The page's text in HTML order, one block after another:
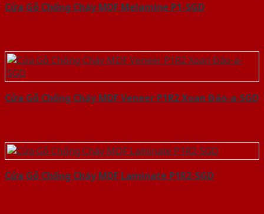
Cửa Gỗ Chống Cháy MDF Melamine P1-SGD
Cửa Gỗ Chống Cháy MDF Veneer P1R2 Xoan Đào-a-SGD
Cửa Gỗ Chống Cháy MDF Laminate P1R2-SGD